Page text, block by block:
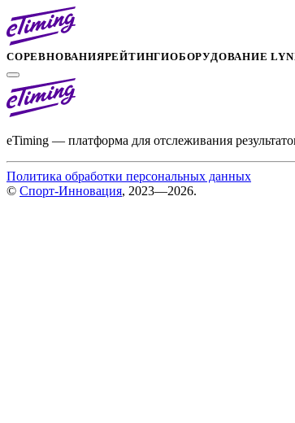
СОРЕВНОВАНИЯРЕЙТИНГИОБОРУДОВАНИЕ
eTiming — платформа для отслеживания
Политика обработки персональных данных
© Спорт-Инновация, 2023—2026.